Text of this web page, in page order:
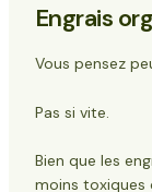
Engrais
Vous pensez
Pas si vite.
Bien que les
moins toxiques